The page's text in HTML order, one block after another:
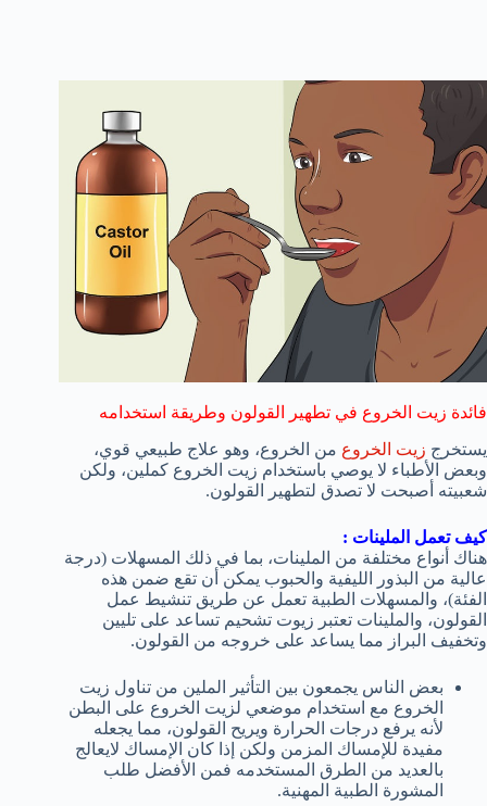
فائدة زيت الخروع في تطهير القولون وطريقة استخدامه
يستخرج زيت الخروع من الخروع، وهو علاج طبيعي قوي،
وبعض الأطباء لا يوصي باستخدام زيت الخروع كملين، ولكن
شعبيته أصبحت لا تصدق لتطهير القولون.
كيف تعمل الملينات :
هناك أنواع مختلفة من الملينات، بما في ذلك المسهلات (درجة
عالية من البذور الليفية والحبوب يمكن أن تقع ضمن هذه
الفئة)، والمسهلات الطبية تعمل عن طريق تنشيط عمل
القولون، والملينات تعتبر زيوت تشحيم تساعد على تليين
وتخفيف البراز مما يساعد على خروجه من القولون.
بعض الناس يجمعون بين التأثير الملين من تناول زيت
الخروع مع استخدام موضعي لزيت الخروع على البطن
لأنه يرفع درجات الحرارة ويريح القولون، مما يجعله
مفيدة للإمساك المزمن ولكن إذا كان الإمساك لايعالج
بالعديد من الطرق المستخدمه فمن الأفضل طلب
المشورة الطبية المهنية.